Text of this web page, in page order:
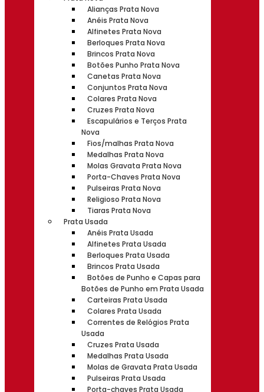
Alianças Prata Nova
Anéis Prata Nova
Alfinetes Prata Nova
Berloques Prata Nova
Brincos Prata Nova
Botões Punho Prata Nova
Canetas Prata Nova
Conjuntos Prata Nova
Colares Prata Nova
Cruzes Prata Nova
Escapulários e Terços Prata
Nova
Fios/malhas Prata Nova
Medalhas Prata Nova
Molas Gravata Prata Nova
Porta-Chaves Prata Nova
Pulseiras Prata Nova
Religioso Prata Nova
Tiaras Prata Nova
Prata Usada
Anéis Prata Usada
Alfinetes Prata Usada
Berloques Prata Usada
Brincos Prata Usada
Botões de Punho e Capas para
Botões de Punho em Prata Usada
Carteiras Prata Usada
Colares Prata Usada
Correntes de Relógios Prata
Usada
Cruzes Prata Usada
Medalhas Prata Usada
Molas de Gravata Prata Usada
Pulseiras Prata Usada
Porta-chaves Prata Usada